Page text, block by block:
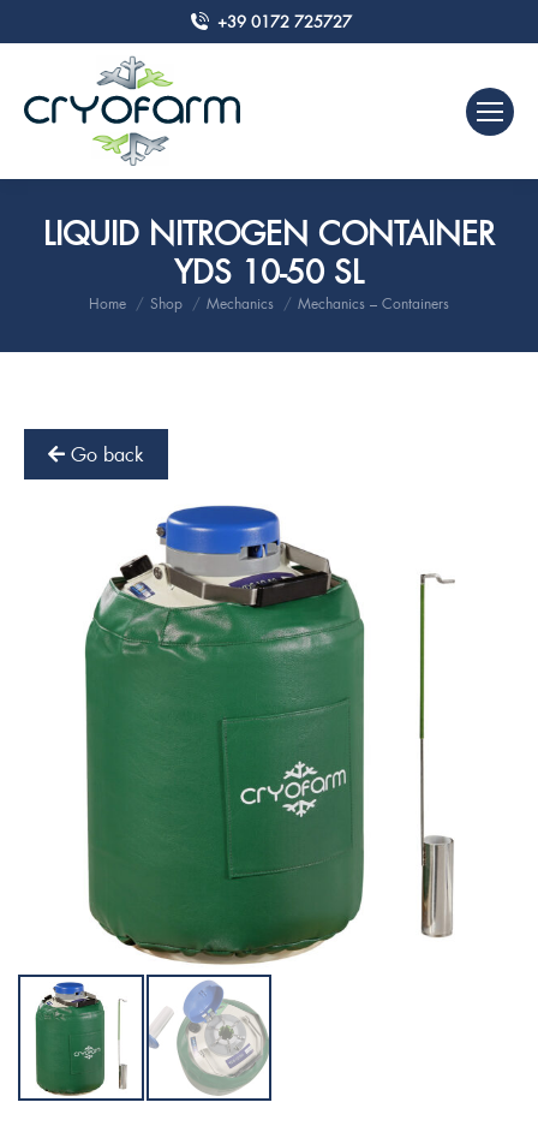
+39 0172 725727
LIQUID NITROGEN CONTAINER
YDS 10-50 SL
You are here:
Home Shop Mechanics Mechanics – Containers
Go back